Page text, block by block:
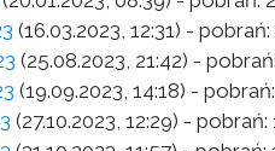
(16.03.2023, 12:31) - pobrań:
(25.08.2023, 21:42) - pobrań:
(19.09.2023, 14:18) - pobrań:
(27.10.2023, 12:29) - pobrań: